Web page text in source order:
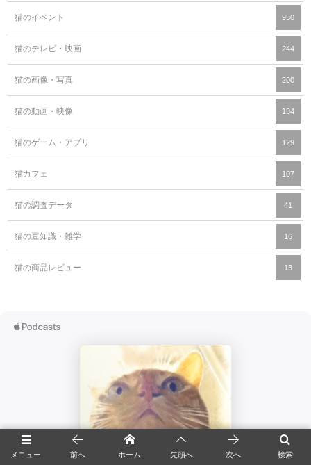
猫のイベント 950
猫のテレビ・映画 244
猫の画像・写真 200
猫の動画・映像 134
猫のゲーム・アプリ 129
猫カフェ 107
猫の調査データ 41
猫の豆知識・雑学 16
猫の商品レビュー 13
メニュー 検索
前へ ホーム 先頭へ 次へ